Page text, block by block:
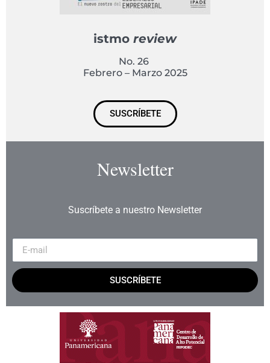
istmo review
No. 26
Febrero – Marzo 2025
SUSCRÍBETE
Newsletter
Suscríbete a nuestro Newsletter
SUSCRÍBETE